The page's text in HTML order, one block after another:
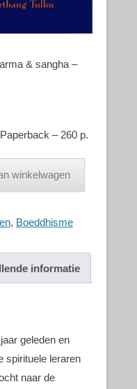
& sangha –
– 260 p.
winkelwagen
, Boeddhisme
informatie
geleden en
spirituele leraren
naar de